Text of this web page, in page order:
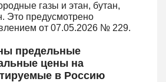
газы и этан, бутан,
Это предусмотрено
от 07.05.2026 № 229.
предельные
цены на
в Россию